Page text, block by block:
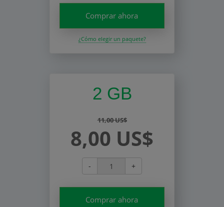
Comprar ahora
¿Cómo elegir un paquete?
2 GB
11,00 US$
8,00 US$
- +
Comprar ahora